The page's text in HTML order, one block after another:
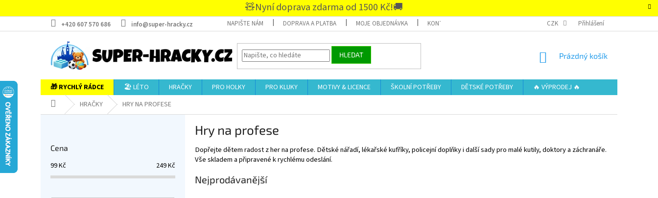
🧸Nyní doprava zdarma od 1500 Kč!🚚
+420 607 570 686 info@super-hracky.cz NAPIŠTE NÁM DOPRAVA A PLATBA MOJE OBJEDNÁVKA KONTAKTY OBCHODNÍ PODMÍNKY – SUPER-HRACKY.CZ
CZK Přihlášení
HLEDAT
NÁKUPNÍ
Prázdný košík
🎁 RYCHLÝ RÁDCE 🏖️ LÉTO HRAČKY PRO HOLKY PRO KLUKY MOTIVY & LICENCE ŠKOLNÍ POTŘEBY DĚTSKÉ POTŘEBY
🔥 VÝPRODEJ 🔥
Domů HRAČKY HRY NA PROFESE
Cena
99Kč 249Kč
Hry na profese
Dopřejte dětem radost z her na profese. Dětské nářadí, lékařské kufříky, policejní doplňky i další sady pro malé kutily, doktory a záchranáře.
Vše skladem a připravené k rychlému odeslání.
Nejprodávanější